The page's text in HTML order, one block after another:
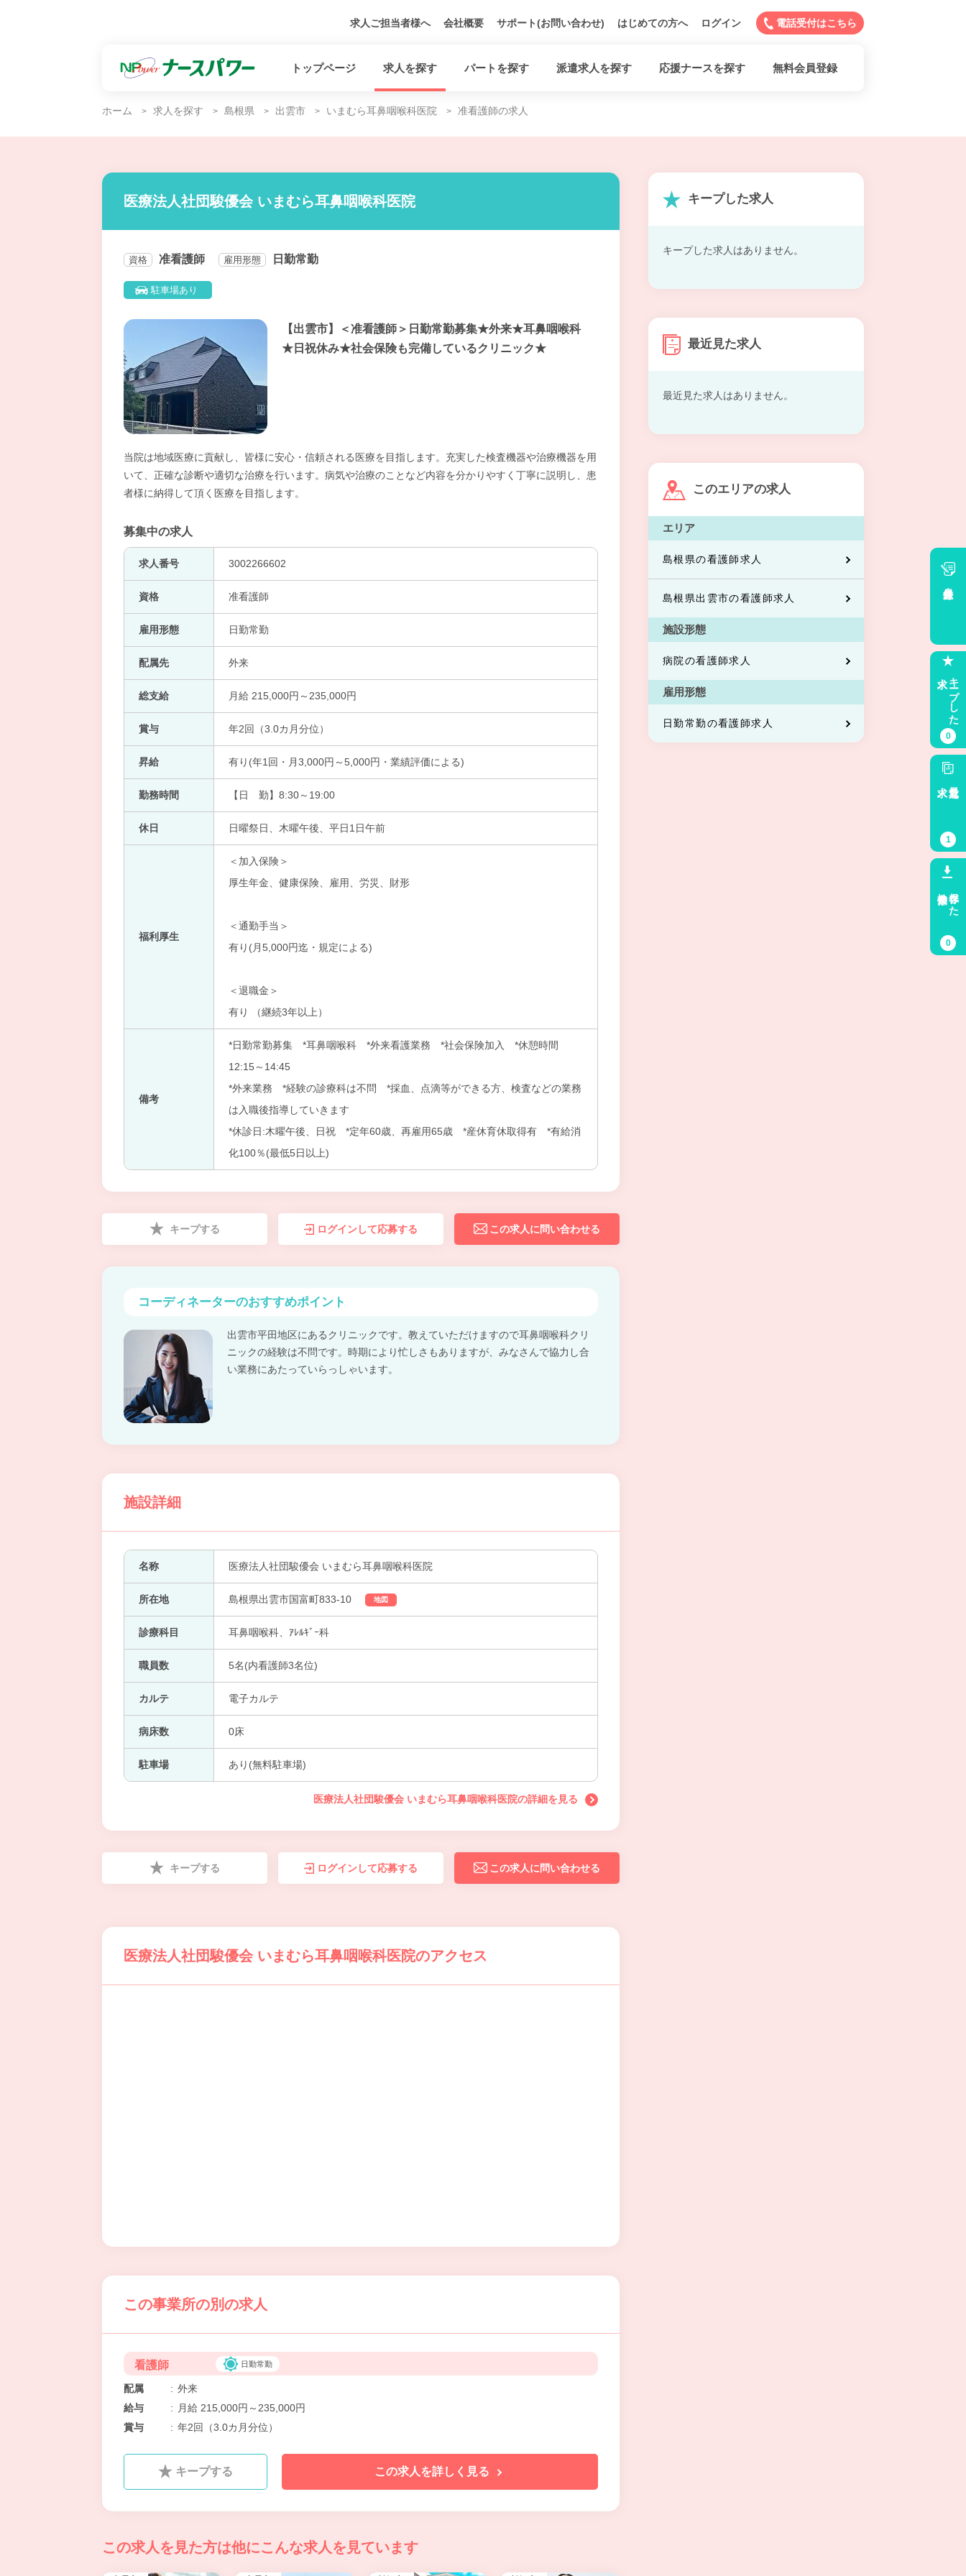
求人ご担当者様へ 会社概要 サポート(お問い合わせ) はじめての方へ ログイン 電話受付はこちら
トップページ 求人を探す パートを探す 派遣求人を探す 応援ナースを探す 無料会員登録
ホーム 求人を探す 島根県 出雲市 いまむら耳鼻咽喉科医院 准看護師の求人
医療法人社団駿優会 いまむら耳鼻咽喉科医院
資格 准看護師 雇用形態 日勤常勤
駐車場あり
【出雲市】＜准看護師＞日勤常勤募集★外来★耳鼻咽喉科
★日祝休み★社会保険も完備しているクリニック★
当院は地域医療に貢献し、皆様に安心・信頼される医療を目指します。充実した検査機器や治療機器を用
いて、正確な診断や適切な治療を行います。病気や治療のことなど内容を分かりやすく丁寧に説明し、患
者様に納得して頂く医療を目指します。
募集中の求人
求人番号 3002266602
資格 准看護師
雇用形態 日勤常勤
配属先 外来
総支給 月給 215,000円～235,000円
賞与 年2回（3.0カ月分位）
昇給 有り(年1回・月3,000円～5,000円・業績評価による)
勤務時間 【日 勤】8:30～19:00
休日 日曜祭日、木曜午後、平日1日午前
福利厚生
＜加入保険＞
厚生年金、健康保険、雇用、労災、財形
＜通勤手当＞
有り(月5,000円迄・規定による)
＜退職金＞
有り （継続3年以上）
備考
*日勤常勤募集 *耳鼻咽喉科 *外来看護業務 *社会保険加入 *休憩時間
12:15～14:45
*外来業務 *経験の診療科は不問 *採血、点滴等ができる方、検査などの業務
は入職後指導していきます
*休診日:木曜午後、日祝 *定年60歳、再雇用65歳 *産休育休取得有 *有給消
化100％(最低5日以上)
キープする ログインして応募する この求人に問い合わせる
コーディネーターのおすすめポイント
出雲市平田地区にあるクリニックです。教えていただけますので耳鼻咽喉科クリ
ニックの経験は不問です。時期により忙しさもありますが、みなさんで協力し合
い業務にあたっていらっしゃいます。
施設詳細
名称 医療法人社団駿優会 いまむら耳鼻咽喉科医院
所在地 島根県出雲市国富町833-10 地図
診療科目 耳鼻咽喉科、ｱﾚﾙｷﾞｰ科
職員数 5名(内看護師3名位)
カルテ 電子カルテ
病床数 0床
駐車場 あり(無料駐車場)
医療法人社団駿優会 いまむら耳鼻咽喉科医院の詳細を見る
キープする ログインして応募する この求人に問い合わせる
医療法人社団駿優会 いまむら耳鼻咽喉科医院のアクセス
この事業所の別の求人
看護師 日勤常勤
配属 : 外来
給与
:
月給 215,000円～235,000円
賞与
: 年2回（3.0カ月分位）
キープする この求人を詳しく見る
この求人を見た方は他にこんな求人を見ています
キープした求人
キープした求人はありません。
最近見た求人
最近見た求人はありません。
このエリアの求人
エリア
島根県の看護師求人
島根県出雲市の看護師求人
施設形態
病院の看護師求人
雇用形態
日勤常勤の看護師求人
キープした
0
最近見た
1
保存した
0